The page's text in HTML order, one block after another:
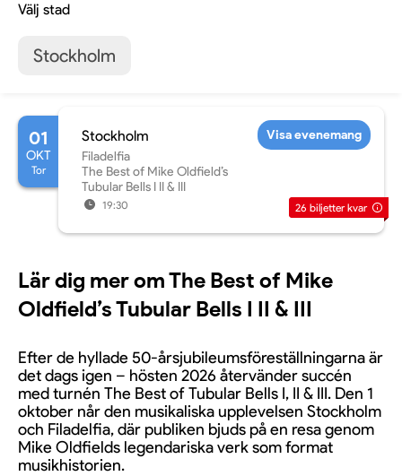
Välj stad
Stockholm
01
OKT
Tor
Stockholm
Filadelfia
The Best of Mike Oldfield’s
Tubular Bells I II & III
19:30
Visa evenemang
26 biljetter kvar
Lär dig mer om The Best of Mike
Oldfield’s Tubular Bells I II & III
Efter de hyllade 50-årsjubileumsföreställningarna är
det dags igen – hösten 2026 återvänder succén
med turnén The Best of Tubular Bells I, II & III. Den 1
oktober når den musikaliska upplevelsen Stockholm
och Filadelfia, där publiken bjuds på en resa genom
Mike Oldfields legendariska verk som format
musikhistorien.